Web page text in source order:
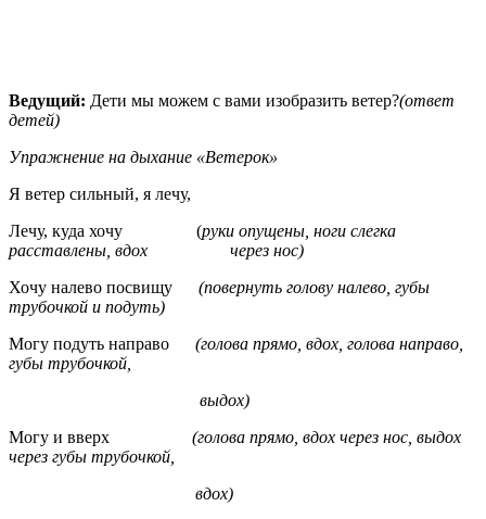
Ведущий: Дети мы можем с вами изобразить ветер?(ответ
детей)
Упражнение на дыхание «Ветерок»
Я ветер сильный, я лечу,
Лечу, куда хочу (руки опущены, ноги слегка
расставлены, вдох через нос)
Хочу налево посвищу (повернуть голову налево, губы
трубочкой и подуть)
Могу подуть направо (голова прямо, вдох, голова направо,
губы трубочкой,
выдох)
Могу и вверх (голова прямо, вдох через нос, выдох
через губы трубочкой,
вдох)